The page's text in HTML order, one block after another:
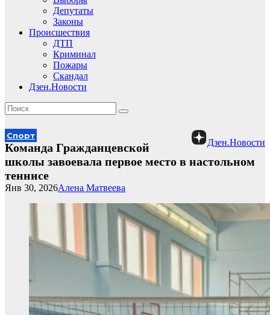
Депутаты
Законы
Происшествия
ДТП
Криминал
Пожары
Скандал
Дзен.Новости
Дзен.Новости
Спорт
Команда Гражданцевской
школы завоевала первое место в настольном
теннисе
Алена Матвеева
Янв 30, 2026